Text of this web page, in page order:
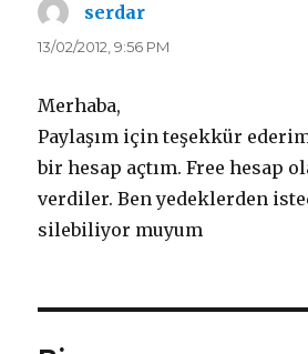
serdar
ki:
13/02/2012, 9:56 PM
Merhaba,
Paylaşım için teşekkür
bir hesap açtım. Free hesap
verdiler. Ben yedeklerden
silebiliyor muyum